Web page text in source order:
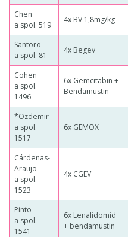
Chen
a spol. 519
4x BV 1,8mg/kg
Santoro
a spol. 81
4x Begev
Cohen
a spol.
1496
6x Gemcitabin +
Bendamustin
*Ozdemir
a spol.
1517
6x GEMOX
Cárdenas-
Araujo
a spol.
1523
4x CGEV
Pinto
a spol.
1541
6x Lenalidomid
+ bendamustin